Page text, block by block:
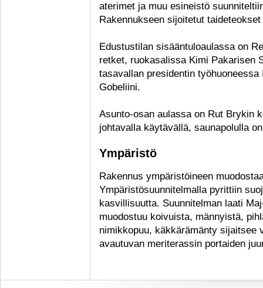
aterimet ja muu esineistö
Rakennukseen sijoitetut
Edustustilan sisääntuloaulassa on
retket, ruokasalissa Kimi Pakarisen
tasavallan presidentin
Gobeliini.
Asunto-osan aulassa on Rut Brykin
johtavalla käytävällä, saunapolulla
Ympäristö
Rakennus ympäristöineen
Ympäristösuunnitelmalla pyrittiin
kasvillisuutta. Suunnitelman laati
muodostuu koivuista, männyistä,
nimikkopuu, käkkärämänty sijaitsee
avautuvan meriterassin portaiden